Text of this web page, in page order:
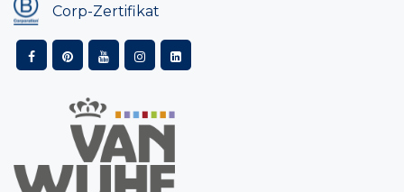
Corp-Zertifikat